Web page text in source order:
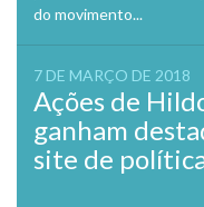
do movimento...
7 DE MARÇO DE 2018
Ações de
ganham
site de